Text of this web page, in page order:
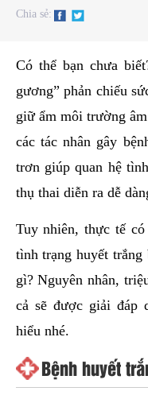
Chia sẻ:
Có thể bạn chưa
gương” phản chiếu
giữ ẩm môi trường
các tác nhân gây
trơn giúp quan hệ
thụ thai diễn ra dễ
Tuy nhiên, thực tế
tình trạng huyết
gì? Nguyên nhân,
cả sẽ được giải đáp
hiểu nhé.
Bệnh huyết